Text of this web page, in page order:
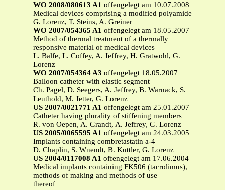
WO 2008/080613 A1 offengelegt am 10.07.2008
Medical devices comprising a modified polyamide
G. Lorenz, T. Steins, A. Greiner
WO 2007/054365 A1 offengelegt am 18.05.2007
Method of thermal treatment of a thermally
responsive material of medical devices
L. Balfe, L. Coffey, A. Jeffrey, H. Gratwohl, G.
Lorenz
WO 2007/054364 A3 offengelegt 18.05.2007
Balloon catheter with elastic segment
Ch. Pagel, D. Seegers, A. Jeffrey, B. Warnack, S.
Leuthold, M. Jetter, G. Lorenz
US 2007/0021771 A1 offengelegt am 25.01.2007
Catheter having plurality of stiffening members
R. von Oepen, A. Grandt, A. Jeffrey, G. Lorenz
US 2005/0065595 A1 offengelegt am 24.03.2005
Implants containing combretastatin a-4
D. Chaplin, S. Wnendt, B. Kuttler, G. Lorenz
US 2004/0117008 A1 offengelegt am 17.06.2004
Medical implants containing FK506 (tacrolimus),
methods of making and methods of use
thereof